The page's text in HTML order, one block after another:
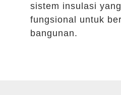
sistem insulasi
fungsional untuk
bangunan.